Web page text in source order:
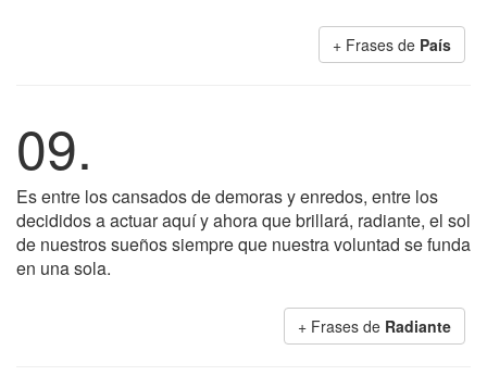
+ Frases de País
09.
Es entre los cansados de demoras y enredos, entre los
decididos a actuar aquí y ahora que brillará, radiante, el sol
de nuestros sueños siempre que nuestra voluntad se funda
en una sola.
+ Frases de Radiante